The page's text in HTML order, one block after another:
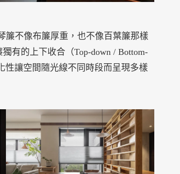
簾不像布簾厚重，也不像百葉簾那樣
有的上下收合（Top-down / Bottom-
性讓空間隨光線不同時段而呈現多樣